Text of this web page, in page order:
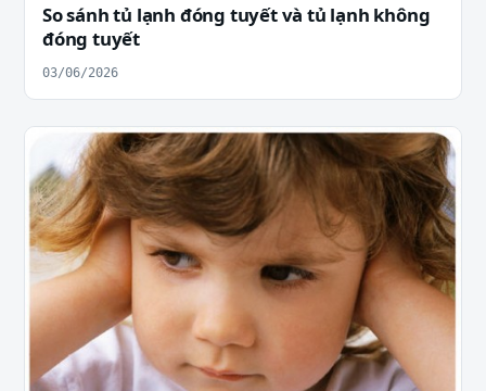
So sánh tủ lạnh đóng tuyết và tủ lạnh không
đóng tuyết
03/06/2026